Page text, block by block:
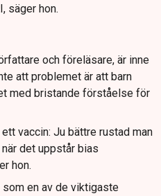
säger hon.
och föreläsare, är inne
att problemet är att barn
med bristande förståelse för
vaccin: Ju bättre rustad man
det uppstår bias
hon.
en av de viktigaste